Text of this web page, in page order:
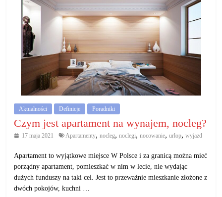
Aktualności Definicje Poradniki
Czym jest apartament na wynajem, nocleg?
17 maja 2021 Apartamenty, nocleg, noclegi, nocowanie, urlop, wyjazd
Apartament to wyjątkowe miejsce W Polsce i za granicą można mieć
porządny apartament, pomieszkać w nim w lecie, nie wydając
dużych funduszy na taki cel. Jest to przeważnie mieszkanie złożone z
dwóch pokojów, kuchni …